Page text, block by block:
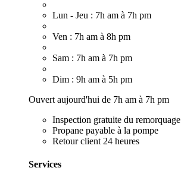
Lun - Jeu : 7h am à 7h pm
Ven : 7h am à 8h pm
Sam : 7h am à 7h pm
Dim : 9h am à 5h pm
Ouvert aujourd'hui de 7h am à 7h pm
Inspection gratuite du remorquage
Propane payable à la pompe
Retour client 24 heures
Services